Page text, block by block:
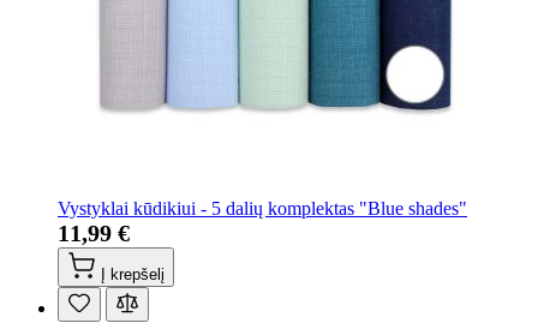
Vystyklai kūdikiui - 5 dalių komplektas "Blue shades"
11,99 €
Į krepšelį